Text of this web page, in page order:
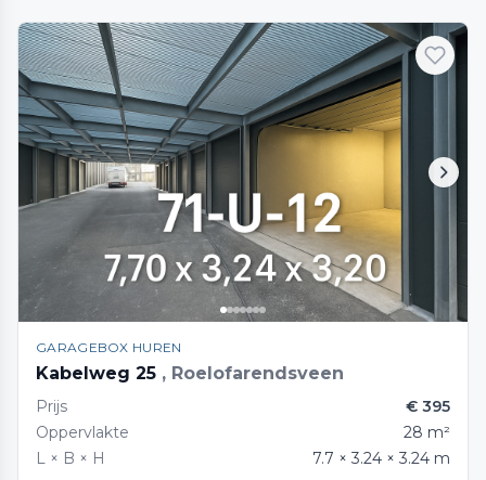
GARAGEBOX HUREN
Kabelweg 25 , Roelofarendsveen
Prijs
€ 395
Oppervlakte
28 m²
L × B × H
7.7 × 3.24 × 3.24 m